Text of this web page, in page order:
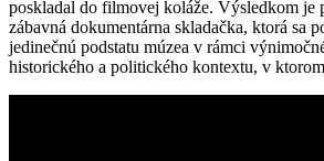
poskladal do filmovej koláže. Výsledkom je
zábavná dokumentárna skladačka, ktorá sa
jedinečnú podstatu múzea v rámci
historického a politického kontextu, v